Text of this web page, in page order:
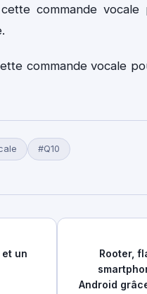
commande
commande vocale
#Q10
un
Rooter,
Android